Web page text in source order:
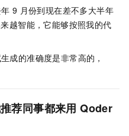
9 月份到现在差不多大半年
越智能，它能够按照我的代
成的准确度是非常高的，
荐同事都来用 Qoder